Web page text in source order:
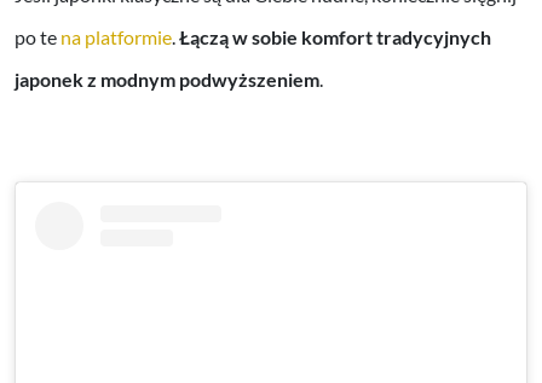
po te na platformie.Łączą w sobie komfort tradycyjnych
japonek z modnym podwyższeniem.